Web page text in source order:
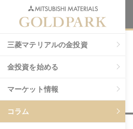
三菱マテリアルの金投資
金投資を始める
マーケット情報
コラム